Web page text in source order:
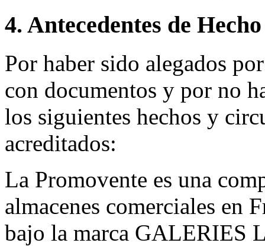
4. Antecedentes de Hecho
Por haber sido alegados
con documentos y por no
los siguientes hechos y
acreditados:
La Promovente es una
almacenes comerciales en
bajo la marca GALERIES